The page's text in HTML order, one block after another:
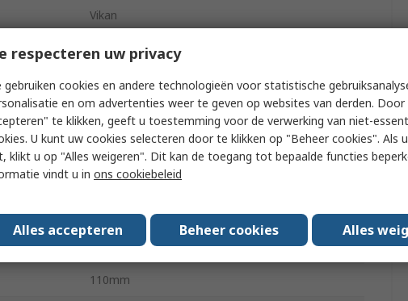
Vikan
Wet Floors, Food and Industrial Applications
Squeegee
70mm
Yes
250mm
Polypropylene
110mm
respecteren uw privacy
gebruiken cookies en andere technologieën voor statistische
en om advertenties weer te geven op websites van derden. Door
te klikken, geeft u toestemming voor de verwerking van niet-
U kunt uw cookies selecteren door te klikken op "Beheer cookies". Als
klikt u op "Alles weigeren". Dit kan de toegang tot bepaalde functies
vindt u in ons cookiebeleid
Alles accepteren Beheer cookies Alles